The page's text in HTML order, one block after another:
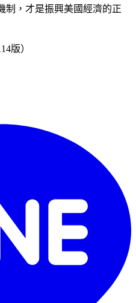
制，才是振興美國經濟的正
版）